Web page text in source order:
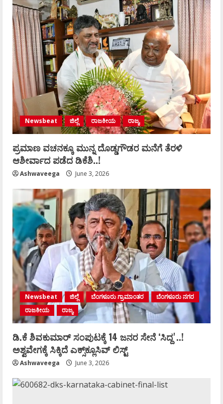
Newsbeat ಜಿಲ್ಲೆ ರಾಜಕೀಯ ರಾಜ್ಯ
ಪ್ರಮಾಣ ವಚನಕ್ಕೂ ಮುನ್ನ ದೊಡ್ಡಗೌಡರ ಮನೆಗೆ ತೆರಳಿ
ಆಶೀರ್ವಾದ ಪಡೆದ ಡಿಕೆಶಿ..!
Ashwaveega June 3, 2026
Newsbeat ಜಿಲ್ಲೆ ಬೆಂಗಳೂರು ಗ್ರಾಮಾಂತರ
ಬೆಂಗಳೂರು ನಗರ
ರಾಜಕೀಯ
ರಾಜ್ಯ
ಡಿ.ಕೆ ಶಿವಕುಮಾರ್‌ ಸಂಪುಟಕ್ಕೆ 14 ಜನರ ಸೇನೆ ʻಸಿದ್ದʼ..!
ಅಶ್ವವೇಗಕ್ಕೆ ಸಿಕ್ಕಿದೆ ಎಕ್ಸ್‌ಕ್ಲೂಸಿವ್‌ ಲಿಸ್ಟ್‌
Ashwaveega June 3, 2026